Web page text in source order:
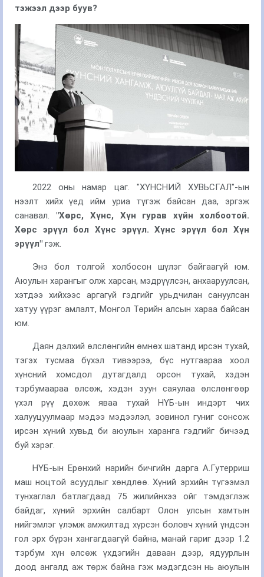
тэжээл дээр буув?
2022 оны намар цаг. "ХҮНСНИЙ ХУВЬСГАЛ"-ын
нээлт хийх үед ийм уриа түгэж байсан даа, эргэж
санавал.
"Хөрс, Хүнс, Хүн гурав хүйн холбоотой.
Хөрс эрүүл бол Хүнс эрүүл. Хүнс эрүүл бол Хүн
эрүүл" гэж.
Энэ бол толгой холбосон шүлэг байгаагүй юм.
Аюулын харангыг олж харсан, мэдрүүлсэн, анхааруулсан,
хэтдээ хийхээс аргагүй гэдгийг урьдчилан сануулсан
хатуу үүрэг амлалт, Монгол Төрийн алсын хараа байсан
юм.
Даян дэлхий өлслөнгийн өмнөх шатанд ирсэн тухай,
тэгэх тусмаа бүхэл тивээрээ, бүс нутгаараа хоол
хүнсний хомсдол дутагдалд орсон тухай, хэдэн
тэрбумаараа өлсөж, хэдэн зуун саяулаа өлслөнгөөр
үхэл рүү дөхөж яваа тухай НҮБ-ын индэрт чих
халууцуулмаар мэдээ мэдээлэл, зовинол гуниг сонсож
ирсэн хүний хувьд би аюулын харанга гэдгийг бичээд
буй хэрэг.
НҮБ-ын Ерөнхий нарийн бичгийн дарга А.Гутерриш
маш ноцтой асуудлыг хөндлөө. Хүний эрхийн түгээмэл
тунхаглал батлагдаад 75 жилийнхээ ойг тэмдэглэж
байдаг, хүний эрхийн салбарт Олон улсын хамтын
нийгэмлэг үлэмж амжилтад хүрсэн боловч хүний үндсэн
гол эрх бүрэн хангагдаагүй байна, манай гариг дээр 1.2
тэрбум хүн өлсөж үхдэгийн даваан дээр, ядуурлын
доод ангалд аж төрж байна гэж мэдэгдсэн нь аюулын